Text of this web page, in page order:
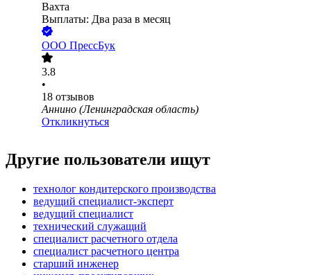
Вахта
Выплаты: Два раза в месяц
ООО ПрессБук
3.8
•
18 отзывов
Аннино (Ленинградская область)
Откликнуться
Другие пользователи ищут
технолог кондитерского производства
ведущий специалист-эксперт
ведущий специалист
технический служащий
специалист расчетного отдела
специалист расчетного центра
старший инженер